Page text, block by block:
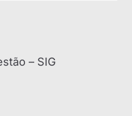
– SIG